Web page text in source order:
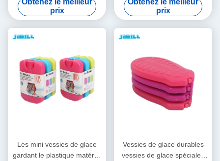
sports aquatiques de
pomme HDPE solaire
vaccinique de forme
colorized des vessies de
prix
comestible de HDPE
emploient extensivement
gardent le refroidisseur froid
de bouteille de gel pour la
prix
Les mini vessies de glace
gardant le plastique matériel
Vessies de glace durables
vessies de glace spéciales